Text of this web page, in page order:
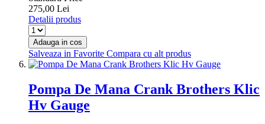
275,00 Lei
Detalii produs
Adauga in cos
Salveaza in Favorite Compara cu alt produs
Pompa De Mana Crank Brothers Klic
Hv Gauge